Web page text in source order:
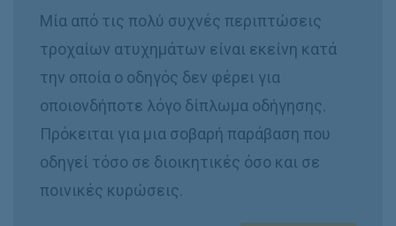
Μία από τις πολύ συχνές περιπτώσεις
τροχαίων ατυχημάτων είναι εκείνη κατά
την οποία ο οδηγός δεν φέρει για
οποιονδήποτε λόγο δίπλωμα οδήγησης.
Πρόκειται για μια σοβαρή παράβαση που
οδηγεί τόσο σε διοικητικές όσο και σε
ποινικές κυρώσεις.